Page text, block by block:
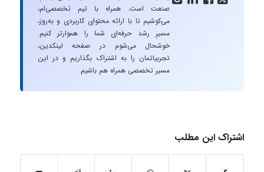
صنعت است. همراه با تیم تخصصی‌ام،
می‌کوشیم تا با ارائه محتوای کاربردی و به‌روز،
مسیرِ رشد حرفه‌ای شما را هموارتر کنیم.
خوشحال می‌شوم در صفحه لینکدین،
تجربیاتمان را به اشتراک بگذاریم و در این
مسیر تخصصی همراه هم باشیم.
اشتراک این مطلب